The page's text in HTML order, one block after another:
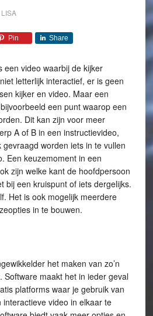
LISA
Pin Share
een video waarbij de kijker
letterlijk interactief, er is geen
kijker en video. Maar een
een punt waarop een
Dit kan zijn voor meer
A of B in een instructievideo,
worden iets in te vullen
Een keuzemoment in een
zijn welke kant de hoofdpersoon
bij een kruispunt of iets dergelijks.
Het is ook mogelijk meerdere
in te bouwen.
het maken van zo’n
Software maakt het in ieder geval
platforms waar je gebruik van
video in elkaar te